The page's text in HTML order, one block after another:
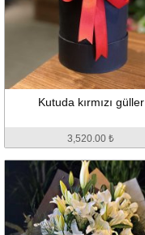
Kutuda kırmızı güller
3,520.00 ₺